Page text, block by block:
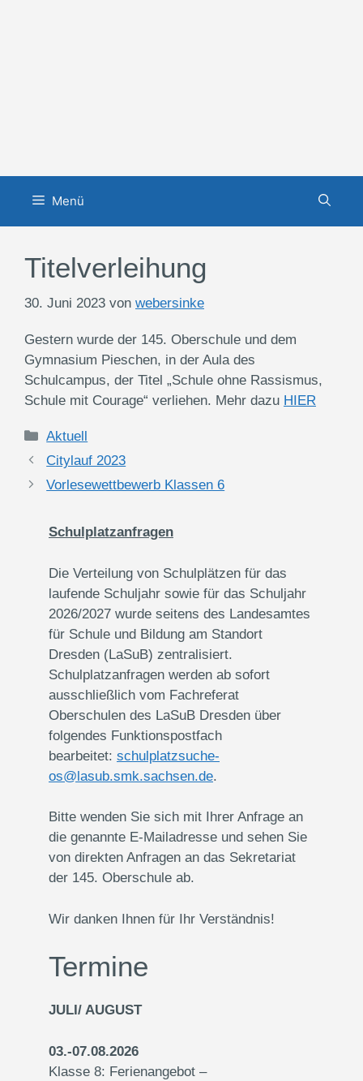
Menü
Titelverleihung
30. Juni 2023 von webersinke
Gestern wurde der 145. Oberschule und dem
Gymnasium Pieschen, in der Aula des
Schulcampus, der Titel „Schule ohne Rassismus,
Schule mit Courage“ verliehen. Mehr dazu HIER
Kategorien
Aktuell
Citylauf 2023
Vorlesewettbewerb Klassen 6
Schulplatzanfragen
Die Verteilung von Schulplätzen für das
laufende Schuljahr sowie für das Schuljahr
2026/2027 wurde seitens des Landesamtes
für Schule und Bildung am Standort
Dresden (LaSuB) zentralisiert.
Schulplatzanfragen werden ab sofort
ausschließlich vom Fachreferat
Oberschulen des LaSuB Dresden über
folgendes Funktionspostfach
bearbeitet: schulplatzsuche-
os@lasub.smk.sachsen.de.
Bitte wenden Sie sich mit Ihrer Anfrage an
die genannte E-Mailadresse und sehen Sie
von direkten Anfragen an das Sekretariat
der 145. Oberschule ab.
Wir danken Ihnen für Ihr Verständnis!
Termine
JULI/ AUGUST
03.-07.08.2026
Klasse 8: Ferienangebot –